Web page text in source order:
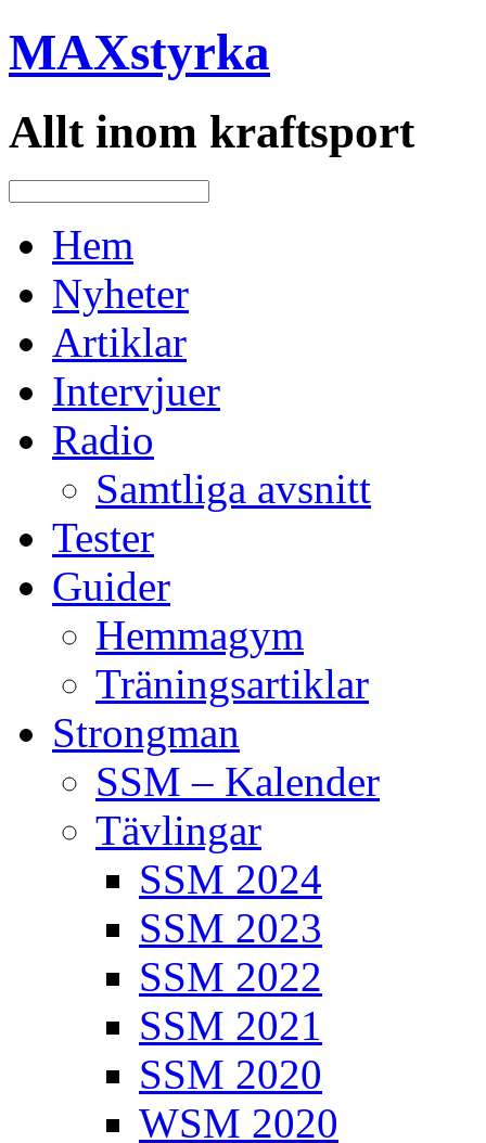
MAXstyrka
Allt inom kraftsport
Hem
Nyheter
Artiklar
Intervjuer
Radio
Samtliga avsnitt
Tester
Guider
Hemmagym
Träningsartiklar
Strongman
SSM – Kalender
Tävlingar
SSM 2024
SSM 2023
SSM 2022
SSM 2021
SSM 2020
WSM 2020